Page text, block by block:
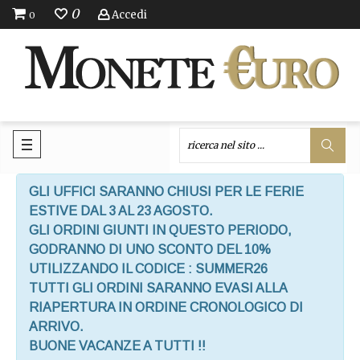
0 0 Accedi
GLI UFFICI SARANNO CHIUSI PER LE FERIE
ESTIVE DAL 3 AL 23 AGOSTO.
GLI ORDINI GIUNTI IN QUESTO PERIODO,
GODRANNO DI UNO SCONTO DEL 10%
UTILIZZANDO IL CODICE : SUMMER26
TUTTI GLI ORDINI SARANNO EVASI ALLA
RIAPERTURA IN ORDINE CRONOLOGICO DI
ARRIVO.
BUONE VACANZE A TUTTI !!